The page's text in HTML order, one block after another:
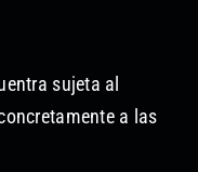
sujeta al
a las